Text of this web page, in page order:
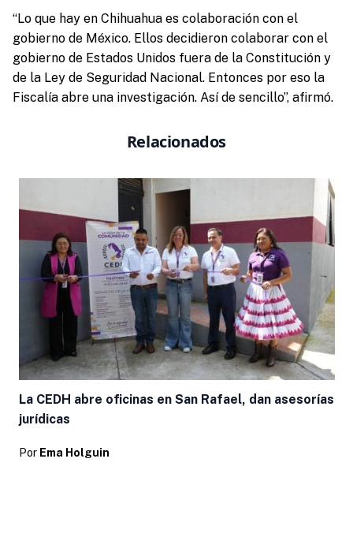
“Lo que hay en Chihuahua es colaboración con el
gobierno de México. Ellos decidieron colaborar con el
gobierno de Estados Unidos fuera de la Constitución y
de la Ley de Seguridad Nacional. Entonces por eso la
Fiscalía abre una investigación. Así de sencillo”, afirmó.
Relacionados
La CEDH abre oficinas en San Rafael, dan asesorías
jurídicas
Por Ema Holguin